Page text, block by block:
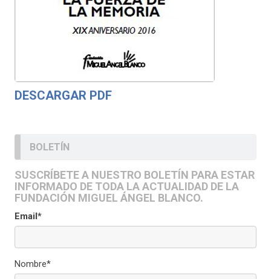
DESCARGAR PDF
BOLETÍN
SUSCRÍBETE A NUESTRO BOLETÍN PARA ESTAR
INFORMADO DE TODA LA ACTUALIDAD DE LA
FUNDACIÓN MIGUEL ÁNGEL BLANCO.
Email*
Nombre*